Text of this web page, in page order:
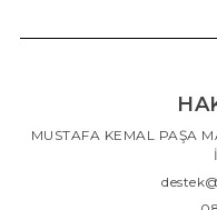
MUSTAFA KEMAL PAŞA